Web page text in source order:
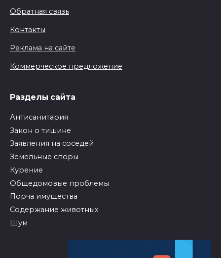
Обратная связь
Контакты
Реклама на сайте
Коммерческое предложение
Разделы сайта
Антисанитария
Закон о тишине
Заявления на соседей
Земельные споры
Курение
Общедомовые проблемы
Порча имущества
Содержание животных
Шум